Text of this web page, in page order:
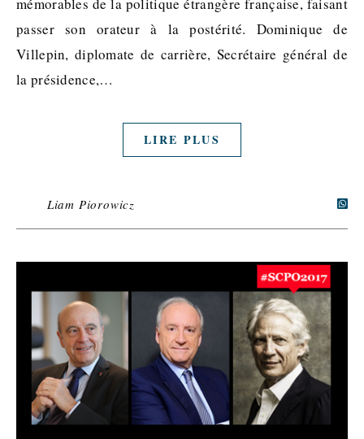
passer son orateur à la postérité. Dominique de
Villepin, diplomate de carrière, Secrétaire général de
la présidence,…
LIRE PLUS
Liam Piorowicz